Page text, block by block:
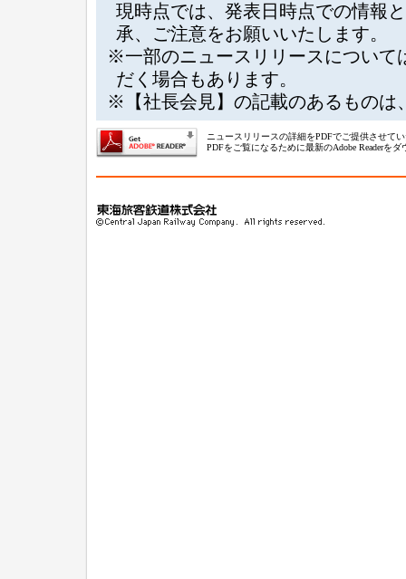
現時点では、発表日時点での情報
承、ご注意をお願いいたします。
※一部のニュースリリースについて
だく場合もあります。
※【社長会見】の記載のあるものは
ニュースリリースの詳細をPDFでご提供させて
PDFをご覧になるために最新のAdobe Readerを